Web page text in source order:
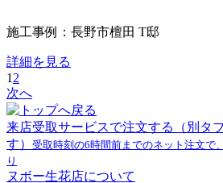
施工事例：長野市檀田 T邸
詳細を見る
1 2
次へ
来店受取サービスで注文する
（別タ
す） 受取時刻の6時間前までのネット注文で
り
ヌボー生花店について